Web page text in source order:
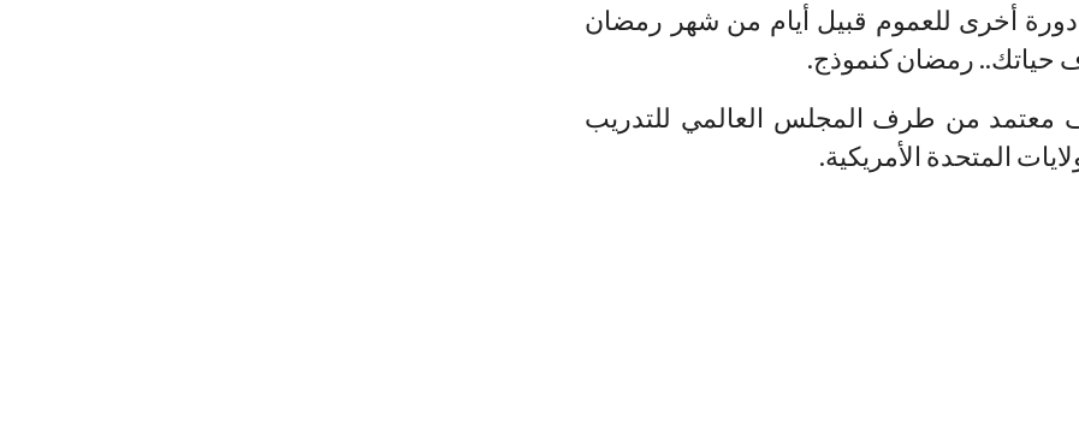
أخرى للعموم قبيل أيام من شهر رمضان
حياتك.. رمضان كنموذج.
من طرف المجلس العالمي للتدريب